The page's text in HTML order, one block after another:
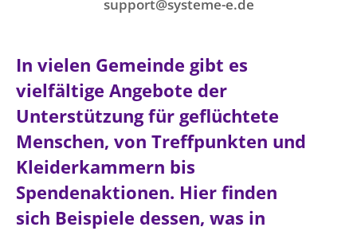
support@systeme-e.de
In vielen Gemeinde gibt es
vielfältige Angebote der
Unterstützung für geflüchtete
Menschen, von Treffpunkten und
Kleiderkammern bis
Spendenaktionen. Hier finden
sich Beispiele dessen, was in
LANDESKIRCHENAMT
Willkommen
Kollegium
Abteilungen des Landeskirchenamts
Rechnungsprüfungsamt
Fachstelle Sexualisierte Gewalt
Glaubensbekenntnis
Positionen
Ökumene
Religionen
KLIMASCHUTZ
Nachhaltigkeit
Erneuerbare Energien
Mobilität
Naturschutz
Gebäude
Kontakt
Barrierefreiheit
Presse
Freie Stellen
Service für Gemeinden
Suche